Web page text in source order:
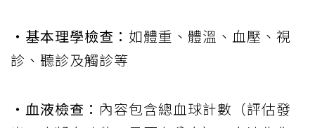
‧基本理學檢查： 如體重、體溫、血壓、視
診、聽診及觸診等
‧血液檢查： 內容包含總血球計數（評估發